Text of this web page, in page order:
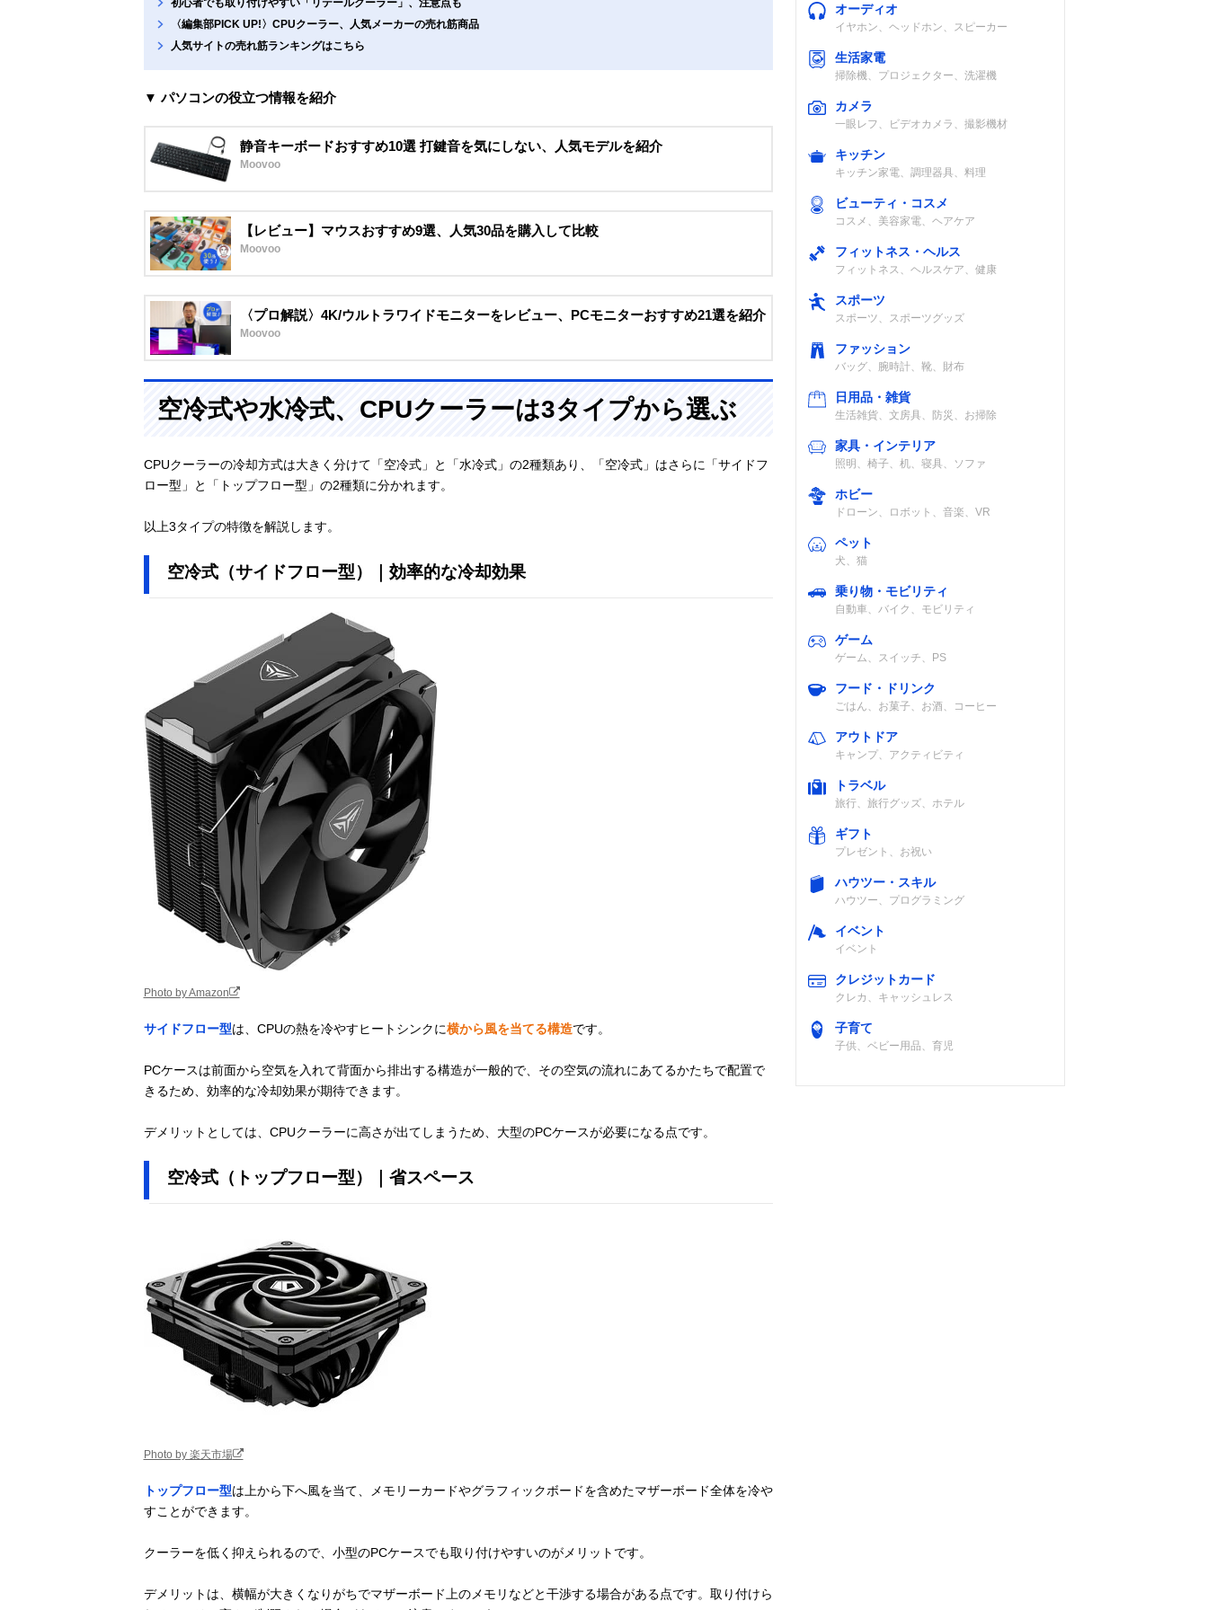
〈編集部PICK UP!〉CPUクーラー、人気メーカーの売れ筋商品
人気サイトの売れ筋ランキングはこちら
▼ パソコンの役立つ情報を紹介
静音キーボードおすすめ10選 打鍵音を気にしない、人気モデルを紹介
Moovoo
【レビュー】マウスおすすめ9選、人気30品を購入して比較
Moovoo
〈プロ解説〉4K/ウルトラワイドモニターをレビュー、PCモニターおすすめ21選を紹介
Moovoo
空冷式や水冷式、CPUクーラーは3タイプから選ぶ
CPUクーラーの冷却方式は大きく分けて「空冷式」と「水冷式」の2種類あり、「空冷式」はさらに「サイドフ
ロー型」と「トップフロー型」の2種類に分かれます。
以上3タイプの特徴を解説します。
空冷式（サイドフロー型）｜効率的な冷却効果
Photo by Amazon
サイドフロー型は、CPUの熱を冷やすヒートシンクに横から風を当てる構造です。
PCケースは前面から空気を入れて背面から排出する構造が一般的で、その空気の流れにあてるかたちで配置で
きるため、効率的な冷却効果が期待できます。
デメリットとしては、CPUクーラーに高さが出てしまうため、大型のPCケースが必要になる点です。
空冷式（トップフロー型）｜省スペース
Photo by 楽天市場
トップフロー型は上から下へ風を当て、メモリーカードやグラフィックボードを含めたマザーボード全体を冷や
すことができます。
クーラーを低く抑えられるので、小型のPCケースでも取り付けやすいのがメリットです。
デメリットは、横幅が大きくなりがちでマザーボード上のメモリなどと干渉する場合がある点です。取り付けら
オーディオ
イヤホン、ヘッドホン、スピーカー
生活家電
掃除機、プロジェクター、洗濯機
カメラ
一眼レフ、ビデオカメラ、撮影機材
キッチン
キッチン家電、調理器具、料理
ビューティ・コスメ
コスメ、美容家電、ヘアケア
フィットネス・ヘルス
フィットネス、ヘルスケア、健康
スポーツ
スポーツ、スポーツグッズ
ファッション
バッグ、腕時計、靴、財布
日用品・雑貨
生活雑貨、文房具、防災、お掃除
家具・インテリア
照明、椅子、机、寝具、ソファ
ホビー
ドローン、ロボット、音楽、VR
ペット
犬、猫
乗り物・モビリティ
自動車、バイク、モビリティ
ゲーム
ゲーム、スイッチ、PS
フード・ドリンク
ごはん、お菓子、お酒、コーヒー
アウトドア
キャンプ、アクティビティ
トラベル
旅行、旅行グッズ、ホテル
ギフト
プレゼント、お祝い
ハウツー・スキル
ハウツー、プログラミング
イベント
イベント
クレジットカード
クレカ、キャッシュレス
子育て
子供、ベビー用品、育児